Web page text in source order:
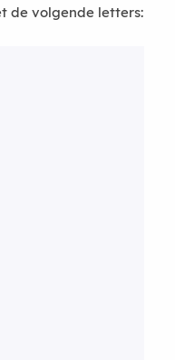
de volgende letters: